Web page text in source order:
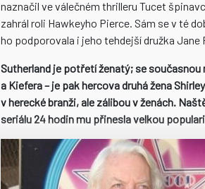
naznačil ve válečném thrilleru Tucet
zahrál roli Hawkeyho Pierce. Sám se v té
ho podporovala i jeho tehdejší družka Jane
Sutherland je potřetí ženatý; se současnou
a Kiefera – je pak hercova druhá žena
v herecké branži, ale zálibou v ženách.
seriálu 24 hodin mu přinesla velkou